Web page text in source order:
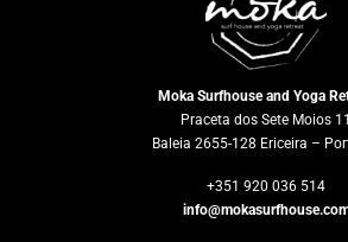
Moka Surfhouse and Yoga
Praceta dos Sete Moios 11
Baleia 2655-128 Ericeira –
+351 920 036 514